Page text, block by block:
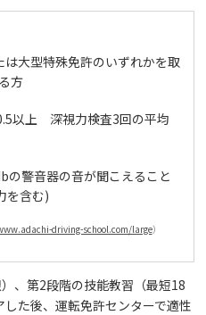
大型特殊免許のいずれかを取
方
以上 深視力検査3回の平均
の警音器の音が聞こえること
を含む)
driving-school.com/large）
、第2段階の技能教習（最短18
た後、運転免許センターで適性